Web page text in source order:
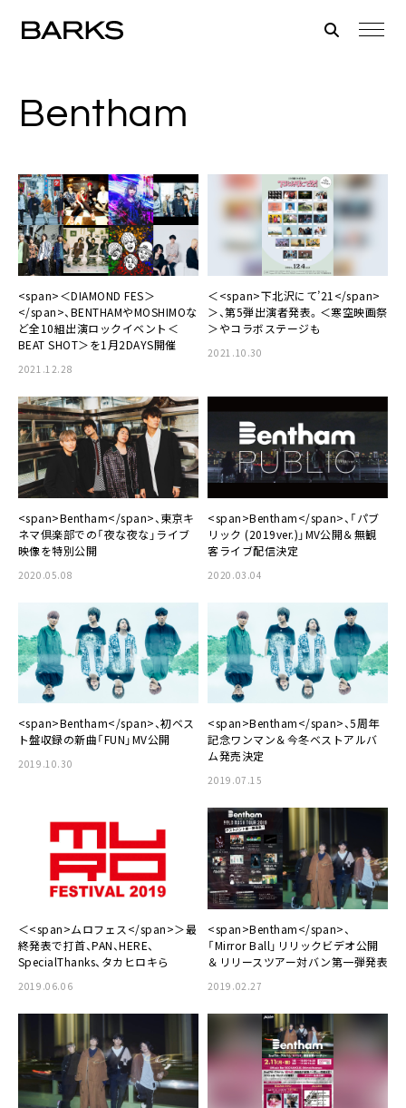
Bentham
<span>＜DIAMOND FES＞
</span>、BENTHAMやMOSHIMOな
ど全10組出演ロックイベント＜
BEAT SHOT＞を1月2DAYS開催
2021.12.28
＜<span>下北沢にて’21</span>
＞、第5弾出演者発表。＜寒空映画祭
＞やコラボステージも
2021.10.30
<span>Bentham</span>、東京キ
ネマ倶楽部での「夜な夜な」ライブ
映像を特別公開
2020.05.08
<span>Bentham</span>、「パブ
リック (2019ver.)」MV公開＆無観
客ライブ配信決定
2020.03.04
<span>Bentham</span>、初ベス
ト盤収録の新曲「FUN」MV公開
2019.10.30
<span>Bentham</span>、5周年
記念ワンマン＆今冬ベストアルバ
ム発売決定
2019.07.15
＜<span>ムロフェス</span>＞最
終発表で打首、PAN、HERE、
SpecialThanks、タカヒロキら
2019.06.06
<span>Bentham</span>、
「Mirror Ball」リリックビデオ公開
＆リリースツアー対バン第一弾発表
2019.02.27